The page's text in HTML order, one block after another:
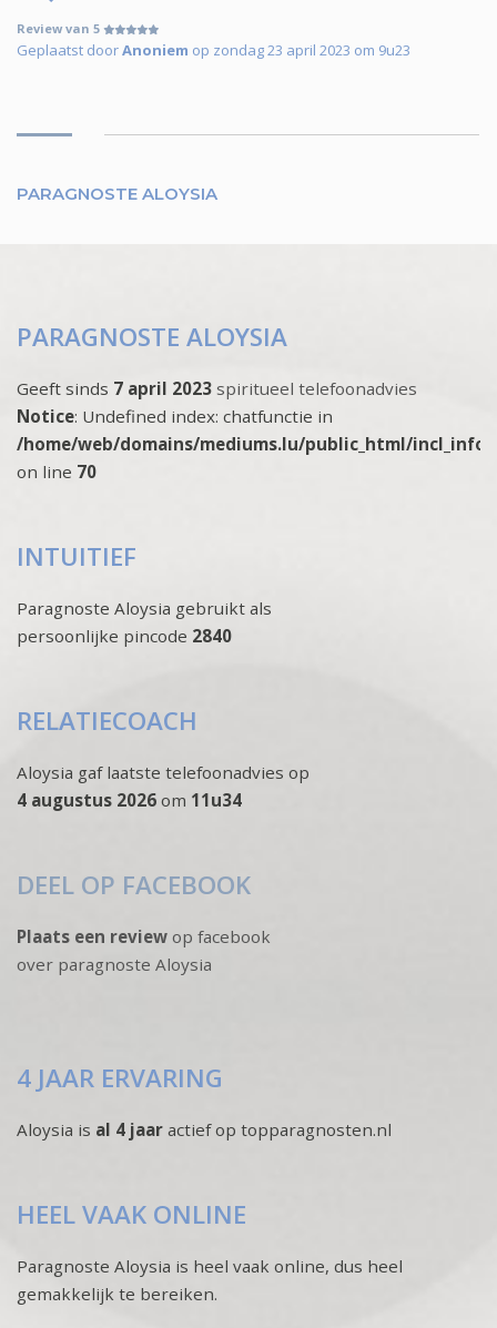
Review van 5
Geplaatst doorAnoniem op zondag 23 april 2023 om 9u23
PARAGNOSTE ALOYSIA
PARAGNOSTE ALOYSIA
Geeft sinds 7 april 2023 spiritueel telefoonadvies
Notice: Undefined index: chatfunctie in
/home/web/domains/mediums.lu/public_html/
on line 70
INTUITIEF
Paragnoste Aloysia gebruikt als
persoonlijke pincode 2840
RELATIECOACH
Aloysia gaf laatste telefoonadvies op
4 augustus 2026 om 11u34
DEEL OP FACEBOOK
Plaats een review op facebook
over paragnoste Aloysia
4 JAAR ERVARING
Aloysia is al 4 jaar actief op topparagnosten.nl
HEEL VAAK ONLINE
Paragnoste Aloysia is heel vaak online, dus heel
gemakkelijk te bereiken.